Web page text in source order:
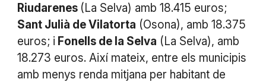
Riudarenes (La Selva) amb 18.415 euros;
Sant Julià de Vilatorta (Osona), amb 18.375
euros; i Fonells de la Selva (La Selva), amb
18.273 euros. Així mateix, entre els municipis
amb menys renda mitjana per habitant de